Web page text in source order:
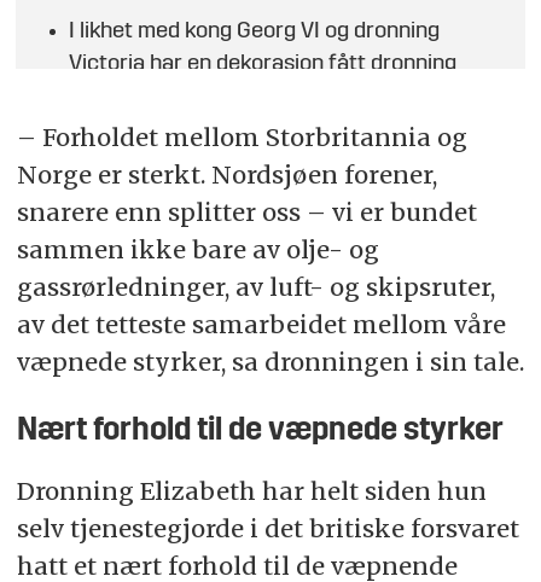
I likhet med kong Georg VI og dronning
Victoria har en dekorasjon fått dronning
i 1940 av kong George VI og tildeles kvinner
og menn for utvist mot og tapperhet i
ytterste livsfare. Victoriakorset ble
introdusert av dronning Victoria i 1856.
Victoriakorset er Storbritannias høyeste
dekorasjon og tildeles for fremragende mot
og selvoppofrelse i kamp.
Elizabeth Cross ble innstiftet i 2009 og kan
drept under operasjoner eller som følge av
anerkjennelse for tapet. På baksiden av
korset er navnet på personen, til hvis minne
dekorasjonen er gitt, inngravert.
– Forholdet mellom Storbritannia og
Norge er sterkt. Nordsjøen forener,
snarere enn splitter oss – vi er bundet
sammen ikke bare av olje- og
gassrørledninger, av luft- og skipsruter,
av det tetteste samarbeidet mellom våre
væpnede styrker, sa dronningen i sin tale.
Nært forhold til de væpnede styrker
Dronning Elizabeth har helt siden hun
selv tjenestegjorde i det britiske forsvaret
hatt et nært forhold til de væpnende